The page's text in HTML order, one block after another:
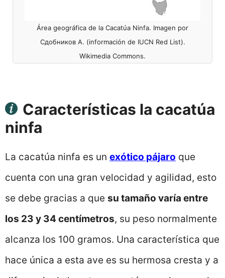
Área geográfica de la Cacatúa Ninfa. Imagen por
Сдобников А. (información de IUCN Red List).
Wikimedia Commons.
Características la cacatúa
ninfa
La cacatúa ninfa es un exótico pájaro que
cuenta con una gran velocidad y agilidad, esto
se debe gracias a que su tamaño varía entre
los 23 y 34 centímetros, su peso normalmente
alcanza los 100 gramos. Una característica que
hace única a esta ave es su hermosa cresta y a